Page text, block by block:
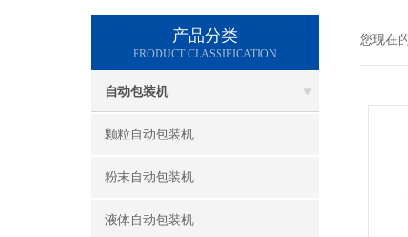
产品分类
PRODUCT CLASSIFICATION
自动包装机
颗粒自动包装机
粉末自动包装机
液体自动包装机
您现在